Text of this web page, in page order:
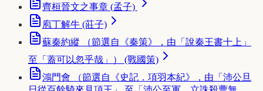
齊桓晉文之事章 (孟子)
庖丁解牛 (莊子)
蘇秦約縱 （節選自《秦策》，由「說秦王書十上」
至「蓋可以忽乎哉」） (戰國策)
鴻門會 （節選自《史記．項羽本紀》，由「沛公旦